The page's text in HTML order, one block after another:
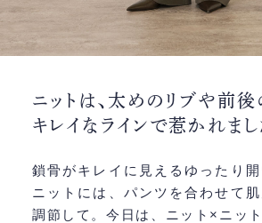
ニットは、太めのリブや前後
キレイなラインで惹かれまし
鎖骨がキレイに見えるゆったり
ニットには、パンツを合わせて
調節して。今日は、ニット×ニッ